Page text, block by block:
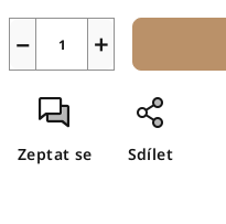
+
−
Zeptat se Sdílet